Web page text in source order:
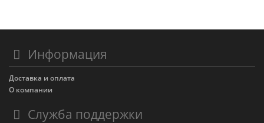
Информация
Доставка и оплата
О компании
Служба поддержки